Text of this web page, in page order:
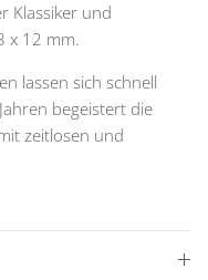
Klassiker und
x 12 mm.
lassen sich schnell
begeistert die
zeitlosen und